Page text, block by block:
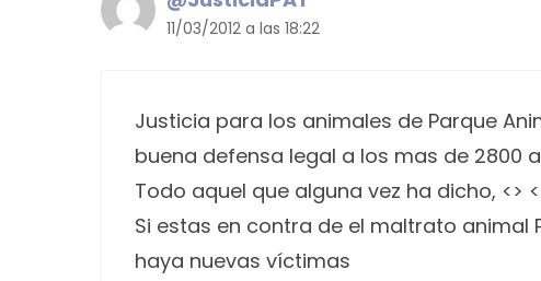
11/03/2012 a las 18:22
Justicia para los animales de Parque
buena defensa legal a los mas de 2800
Todo aquel que alguna vez ha dicho, <>
Si estas en contra de el maltrato animal
haya nuevas víctimas